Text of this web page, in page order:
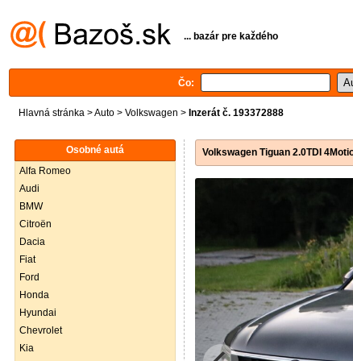
... bazár pre každého
Čo:
Hlavná stránka >Auto > Volkswagen > Inzerát č. 193372888
Osobné autá
Alfa Romeo
Audi
BMW
Citroën
Dacia
Fiat
Ford
Honda
Hyundai
Chevrolet
Kia
Volkswagen Tiguan 2.0TDI